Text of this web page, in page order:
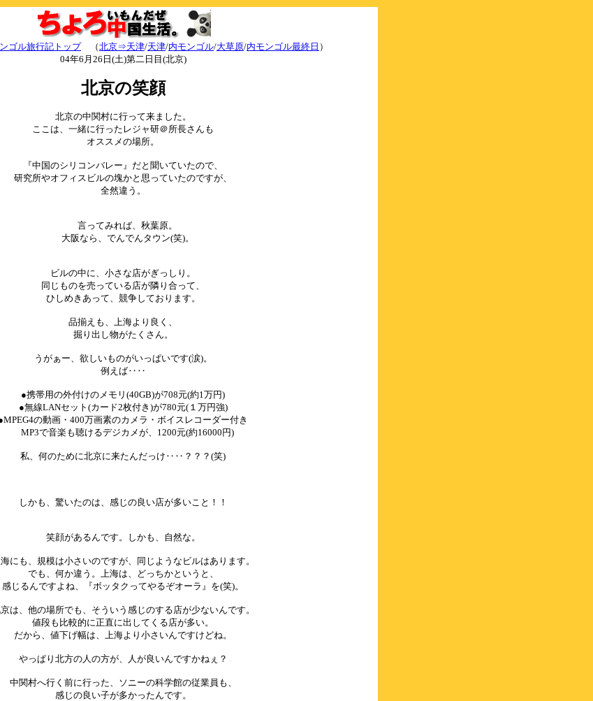
ゴル旅行記トップ（北京⇒天津/天津/内モンゴル/大草原/内モンゴル最終日 ）
04年6月26日(土)第二日目(北京)
北京の笑顔
北京の中関村に行って来ました。
ここは、一緒に行ったレジャ研＠所長さんも
オススメの場所。
『中国のシリコンバレー』だと聞いていたので、
研究所やオフィスビルの塊かと思っていたのですが、
全然違う。
言ってみれば、秋葉原。
大阪なら、でんでんタウン(笑)。
ビルの中に、小さな店がぎっしり。
同じものを売っている店が隣り合って、
ひしめきあって、競争しております。
品揃えも、上海より良く、
掘り出し物がたくさん。
うがぁー、欲しいものがいっぱいです(涙)。
例えば‥‥
●携帯用の外付けのメモリ(40GB)が708元(約1万円)
●無線LANセット(カード2枚付き)が780元(１万円強)
の動画・400万画素のカメラ・ボイスレコーダー付き
MP3で音楽も聴けるデジカメが、1200元(約16000円)
私、何のために北京に来たんだっけ‥‥？？？(笑)
しかも、驚いたのは、感じの良い店が多いこと！！
笑顔があるんです。しかも、自然な。
にも、規模は小さいのですが、同じようなビルはあります。
でも、何か違う。上海は、どっちかというと、
感じるんですよね、『ボッタクってやるぞオーラ』を(笑)。
は、他の場所でも、そういう感じのする店が少ないんです。
値段も比較的に正直に出してくる店が多い。
だから、値下げ幅は、上海より小さいんですけどね。
やっぱり北方の人の方が、人が良いんですかねぇ？
中関村へ行く前に行った、ソニーの科学館の従業員も、
感じの良い子が多かったんです。